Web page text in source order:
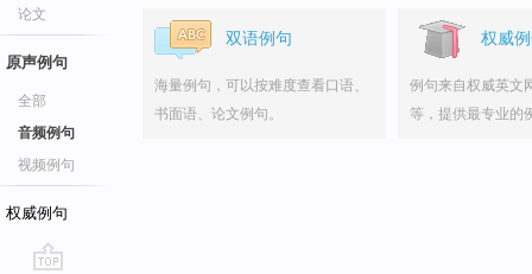
论文
原声例句
全部
音频例句
视频例句
权威例句
双语例句
海量例句，可以按难度查看口语、
书面语、论文例句。
权威
例句来自权威英文
等，提供最专业的